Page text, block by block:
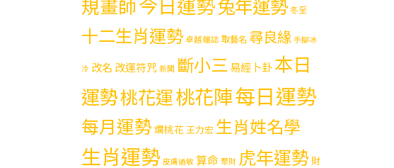
規畫師
兔年運勢冬至
十二生肖運勢卓越雜誌 取藝名 尋良緣 手腳冰
冷 改名 改運符咒 新聞 斷小三易經卜卦本日
運勢桃花運桃花陣每日運勢
每月運勢 爛桃花 王力宏 生肖姓名學
生肖運勢 皮膚過敏 算命 聚財 虎年運勢 財